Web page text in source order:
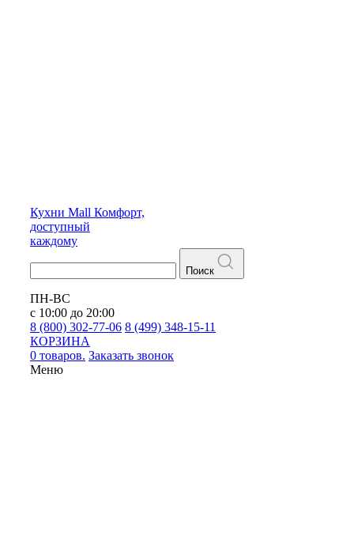
Кухни Mall Комфорт,
доступный
каждому
Поиск
ПН-ВС
с 10:00 до 20:00
8 (800) 302-77-06 8 (499) 348-15-11
КОРЗИНА
0 товаров. Заказать звонок
Меню